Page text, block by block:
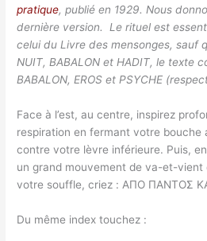
pratique, publié en 1929. Nous
dernière version. Le rituel est
celui du Livre des mensonges, sauf
NUIT, BABALON et HADIT, le texte
BABALON, EROS et PSYCHE
Face à l’est, au centre, inspirez
respiration en fermant votre bouche
contre votre lèvre inférieure. Puis,
un grand mouvement de va-et-
votre souffle, criez : ΑΠΟ ΠΑΝΤΟΣ
Du même index touchez :